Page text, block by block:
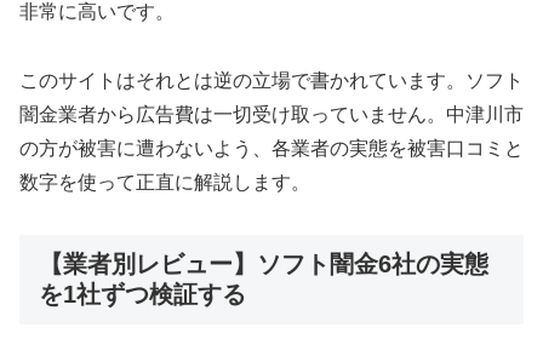
非常に高いです。
このサイトはそれとは逆の立場で書かれています。ソフト
闇金業者から広告費は一切受け取っていません。中津川市
の方が被害に遭わないよう、各業者の実態を被害口コミと
数字を使って正直に解説します。
【業者別レビュー】ソフト闇金6社の実態
を1社ずつ検証する